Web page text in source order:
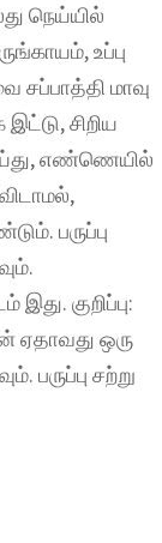
நெய்யில்
உப்பு
சப்பாத்தி மாவு
சிறிய
எண்ணெயில்
பருப்பு
குறிப்பு:
ஏதாவது ஒரு
பருப்பு சற்று